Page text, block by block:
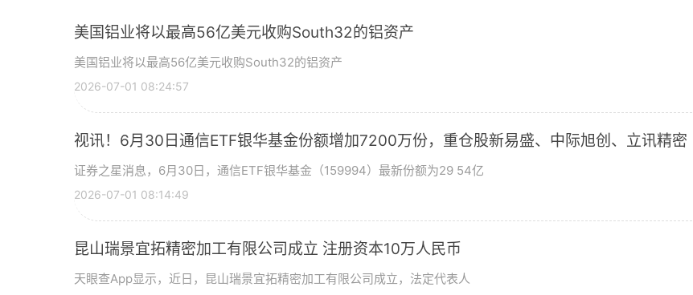
美国铝业将以最高56亿美元收购South32的铝资产
美国铝业将以最高56亿美元收购South32的铝资产
2026-07-01 08:24:57
视讯！6月30日通信ETF银华基金份额增加7200万份，重仓股新易盛、中际旭创、立讯精密
证券之星消息，6月30日，通信ETF银华基金（159994）最新份额为29 54亿
2026-07-01 08:14:49
昆山瑞景宜拓精密加工有限公司成立 注册资本10万人民币
天眼查App显示，近日，昆山瑞景宜拓精密加工有限公司成立，法定代表人